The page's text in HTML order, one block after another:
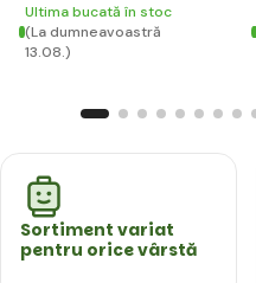
Ultima bucată în stoc
(La dumneavoastră
13.08.)
Sortiment variat
pentru orice vârstă